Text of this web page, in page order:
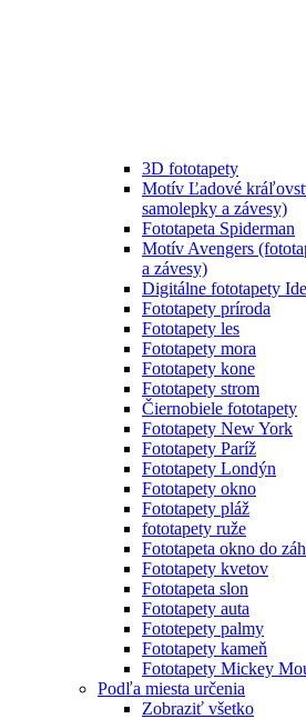
3D fototapety
Motív Ľadové
samolepky a závesy)
Fototapeta Spiderman
Motív Avengers
a závesy)
Digitálne fototapety
Fototapety príroda
Fototapety les
Fototapety mora
Fototapety kone
Fototapety strom
Čiernobiele fototapety
Fototapety New York
Fototapety Paríž
Fototapety Londýn
Fototapety okno
Fototapety pláž
fototapety ruže
Fototapeta okno do
Fototapety kvetov
Fototapeta slon
Fototapety auta
Fototepety palmy
Fototapety kameň
Fototapety Mickey
Podľa miesta určenia
Zobraziť všetko